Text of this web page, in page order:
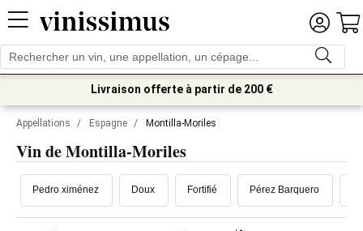
Livraison offerte à partir de 200 €
Appellations / Espagne / Montilla-Moriles
Vin de Montilla-Moriles
Pedro ximénez Doux Fortifié Pérez Barquero